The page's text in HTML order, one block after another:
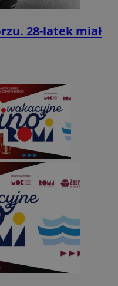
28-latek miał